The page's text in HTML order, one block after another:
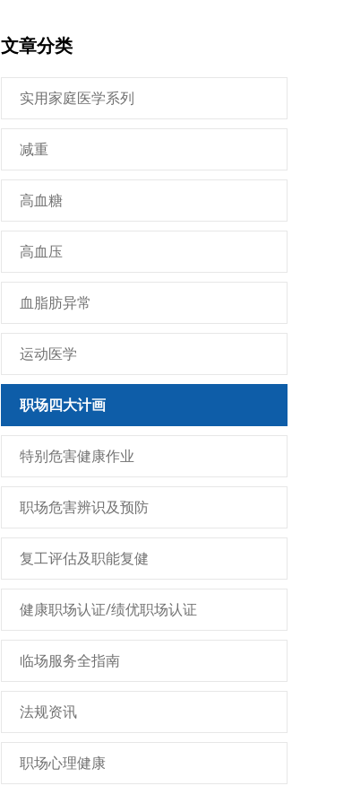
文章分类
实用家庭医学系列
减重
高血糖
高血压
血脂肪异常
运动医学
职场四大计画
特别危害健康作业
职场危害辨识及预防
复工评估及职能复健
健康职场认证/绩优职场认证
临场服务全指南
法规资讯
职场心理健康